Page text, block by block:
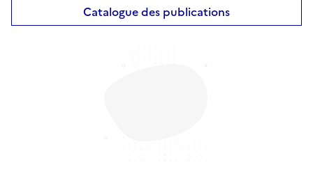
Catalogue des publications